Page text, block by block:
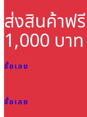
ส่งสินค้าฟรี
1,000 บาท
ซื้อเลย
ซื้อเลย